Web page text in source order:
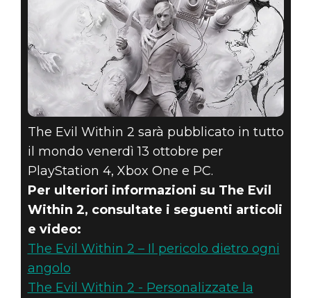
The Evil Within 2 sarà pubblicato in tutto
il mondo venerdì 13 ottobre per
PlayStation 4, Xbox One e PC.
Per ulteriori informazioni su The Evil
Within 2, consultate i seguenti articoli
e video:
The Evil Within 2 – Il pericolo dietro ogni
angolo
The Evil Within 2 - Personalizzate la